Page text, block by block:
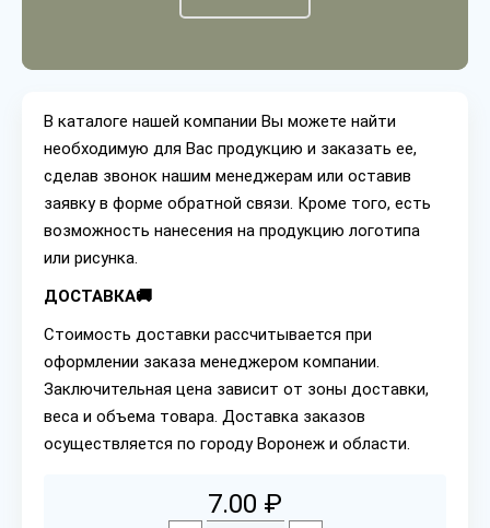
В каталоге нашей компании Вы можете найти
необходимую для Вас продукцию и заказать ее,
сделав звонок нашим менеджерам или оставив
заявку в форме обратной связи. Кроме того, есть
возможность нанесения на продукцию логотипа
или рисунка.
ДОСТАВКА🚚
Стоимость доставки рассчитывается при
оформлении заказа менеджером компании.
Заключительная цена зависит от зоны доставки,
веса и объема товара. Доставка заказов
осуществляется по городу Воронеж и области.
7.00 ₽